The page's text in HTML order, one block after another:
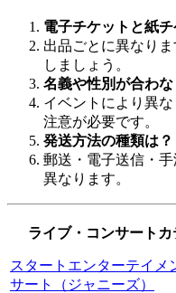
電子チケットと紙
出品ごとに異なり
しましょう。
名義や性別が合わ
イベントにより異
注意が必要です。
発送方法の種類は？
郵送・電子送信・
異なります。
ライブ・コンサートカ
スタートエンターテイメ
サート（ジャニーズ）